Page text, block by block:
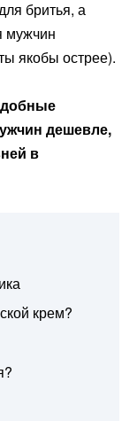
бритья, а
мужчин
якобы острее).
дешевле,
в
крем?